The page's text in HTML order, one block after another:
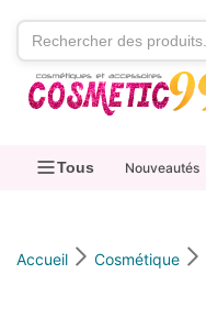
contenu
Tous Nouveautés
Accueil Cosmétique